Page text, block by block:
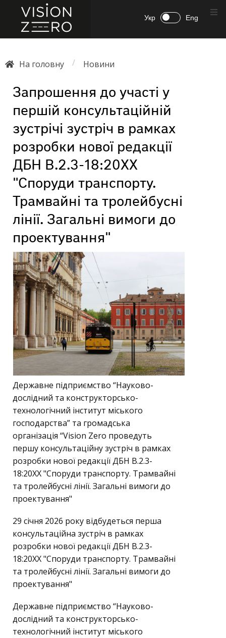
Укр Eng
На головну / Новини
Запрошення до участі у
першій консультаційній
зустрічі зустріч в рамках
розробки нової редакції
ДБН В.2.3-18:20ХХ
"Споруди транспорту.
Трамвайні та тролейбусні
лінії. Загальні вимоги до
проектування"
Державне підприємство “Науково-
дослідний та конструкторсько-
технологічний інститут міського
господарства” та громадська
організація “Vision Zero проведуть
першу консультаційну зустріч в рамках
розробки нової редакції ДБН В.2.3-
18:20ХХ "Споруди транспорту. Трамвайні
та тролейбусні лінії. Загальні вимоги до
проектування"
29 січня 2026 року відбудеться перша
консультаційна зустріч в рамках
розробки нової редакції ДБН В.2.3-
18:20ХХ "Споруди транспорту. Трамвайні
та тролейбусні лінії. Загальні вимоги до
проектування"
Державне підприємство “Науково-
дослідний та конструкторсько-
технологічний інститут міського